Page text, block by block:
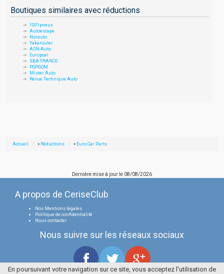
Boutiques similaires avec réductions
1001pneus
Autoescape
Norauto
Yakarouler
ADN-Auto
Europcar
SBA FRANCE
POPGOM
Mister Auto
Revue Technique Auto
Accueil » Réductions » Euro Car Parts
Dernière mise à jour le 08/08/2026
A propos de CeriseClub
Nos Mentions légales
Politique de confidentialité
Nous contacter
Nous suivre sur les réseaux sociaux
En poursuivant votre navigation sur ce site, vous acceptez l'utilisation de